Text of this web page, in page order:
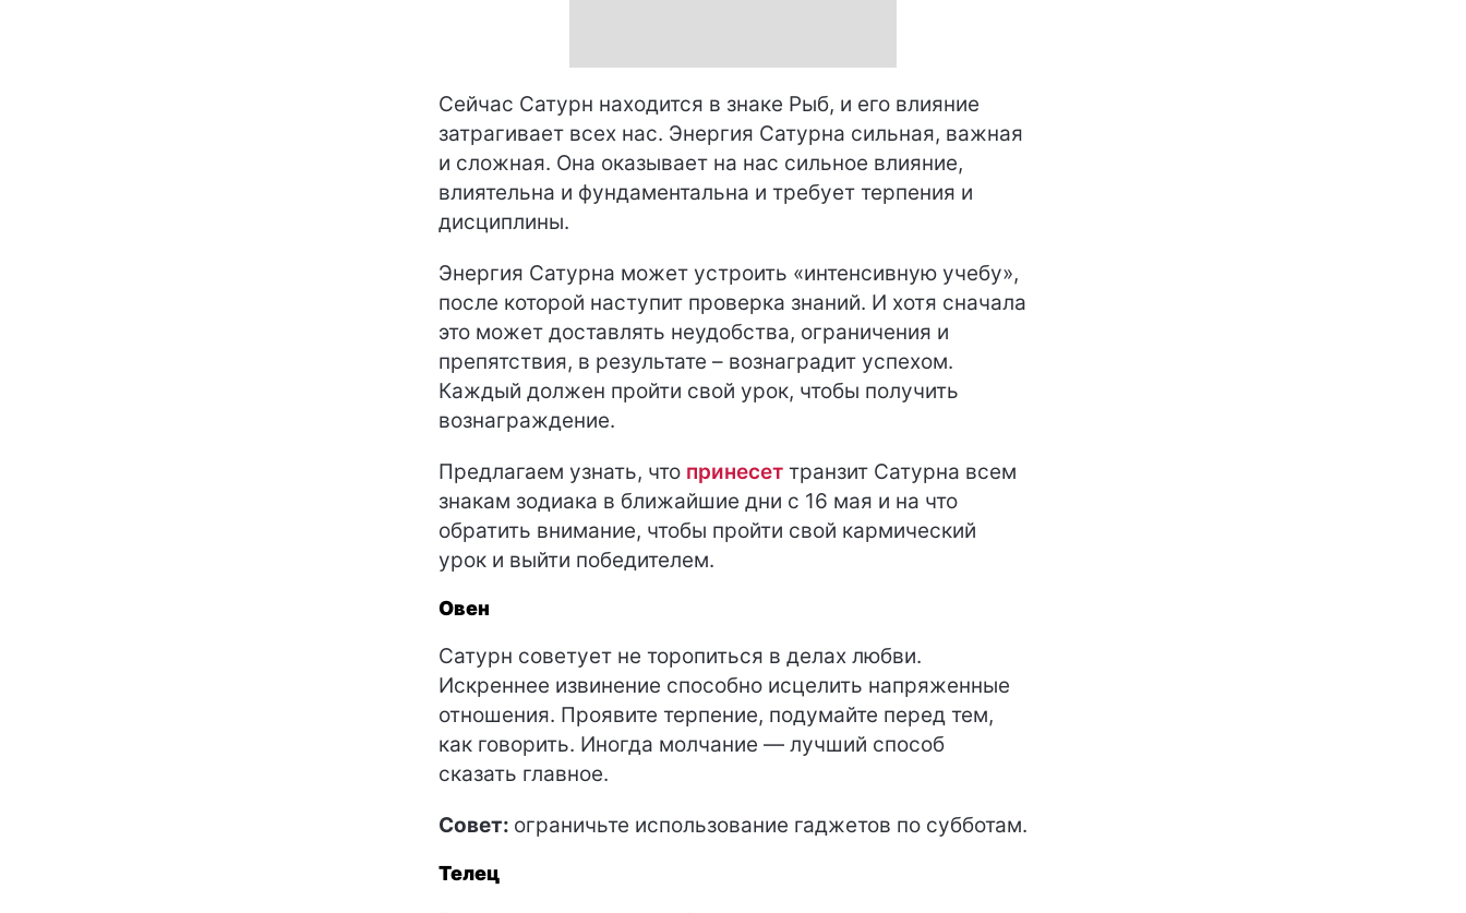
Сейчас Сатурн находится в знаке Рыб, и его влияние
затрагивает всех нас. Энергия Сатурна сильная, важная
и сложная. Она оказывает на нас сильное влияние,
влиятельна и фундаментальна и требует терпения и
дисциплины.
Энергия Сатурна может устроить «интенсивную учебу»,
после которой наступит проверка знаний. И хотя сначала
это может доставлять неудобства, ограничения и
препятствия, в результате – вознаградит успехом.
Каждый должен пройти свой урок, чтобы получить
вознаграждение.
Предлагаем узнать, что принесет транзит Сатурна всем
знакам зодиака в ближайшие дни с 16 мая и на что
обратить внимание, чтобы пройти свой кармический
урок и выйти победителем.
Овен
Сатурн советует не торопиться в делах любви.
Искреннее извинение способно исцелить напряженные
отношения. Проявите терпение, подумайте перед тем,
как говорить. Иногда молчание — лучший способ
сказать главное.
Совет: ограничьте использование гаджетов по субботам.
Телец